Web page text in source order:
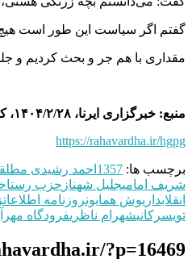
گفتم اگر سیاست این طور است
مقداری با هم جر و بحث کردیم و
منبع: خبرگزاری ایرنا، ۱۴۰۴/۲/۲۸، کد خبر: ۸۵۸۰۷۳۸۲
https://rahavardha.ir/hgpg
برچسب ها: 1357 احمد رشیدی مطلق
شریف امامیجلیل شهناز حزب
انقلابداریوش همایونروزنامه اطلاعات
تویسرکانیشهرام ناظریفرودگاه
?p=16469